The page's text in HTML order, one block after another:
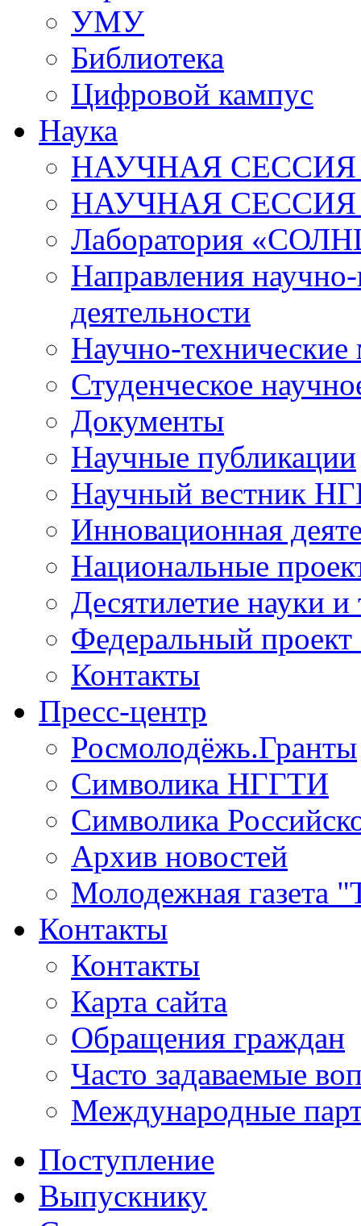
УМУ
Библиотека
Цифровой кампус
Наука
НАУЧНАЯ СЕССИЯ
НАУЧНАЯ
Лаборатория
Направления научно-
деятельности
Научно-технические
Студенческое
Документы
Научные публикации
Научный вестник
Инновационная
Национальные
Десятилетие науки и
Федеральный
Контакты
Пресс-центр
Росмолодёжь.Гранты
Символика НГГТИ
Символика
Архив новостей
Молодежная газета
Контакты
Контакты
Карта сайта
Обращения граждан
Часто задаваемые
Международные
Поступление
Выпускнику